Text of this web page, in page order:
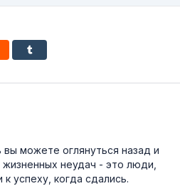
можете оглянуться назад и
неудач - это люди,
успеху, когда сдались.